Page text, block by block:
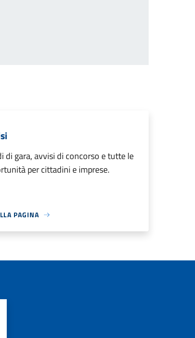
di gara, avvisi di concorso e tutte le
per cittadini e imprese.
PAGINA